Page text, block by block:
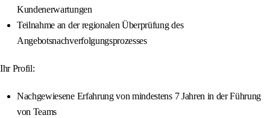
Kundenerwartungen
Teilnahme an der regionalen Überprüfung des
Angebotsnachverfolgungsprozesses
Ihr Profil:
Nachgewiesene Erfahrung von mindestens 7 Jahren in der Führung
von Teams